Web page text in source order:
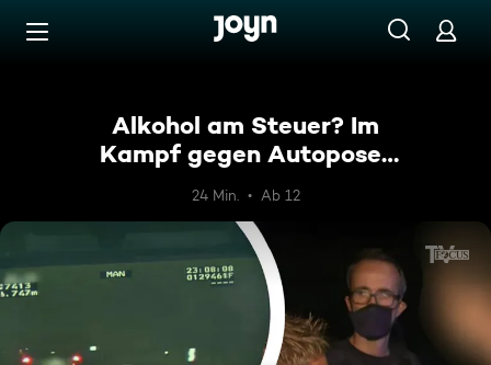
Zum Inhalt springen
Alkohol am Steuer? Im
Kampf gegen Autoposer
& Temposünder
24 Min. Ab 12